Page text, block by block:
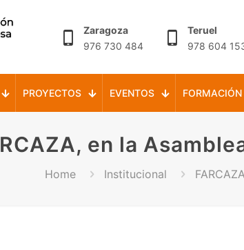
Zaragoza
976 730 484
Teruel
978 604
PROYECTOS EVENTOS FORMACIÓN
en la
Home Institucional